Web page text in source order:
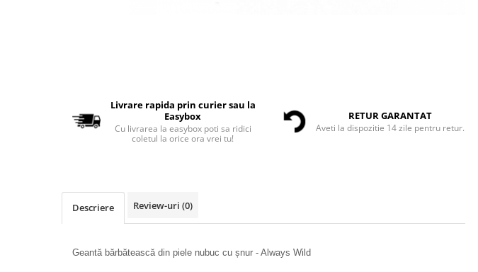
Livrare rapida prin curier sau la
Easybox
Cu livrarea la easybox poti sa ridici
coletul la orice ora vrei tu!
RETUR GARANTAT
Aveti la dispozitie 14 zile pentru retur.
Descriere Review-uri (0)
Geantă bărbătească din piele nubuc cu șnur - Always Wild